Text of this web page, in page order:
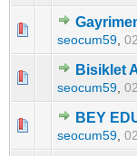
seocum59,
0
Bisiklet
seocum59,
0
BEY
seocum59,
0 Oy